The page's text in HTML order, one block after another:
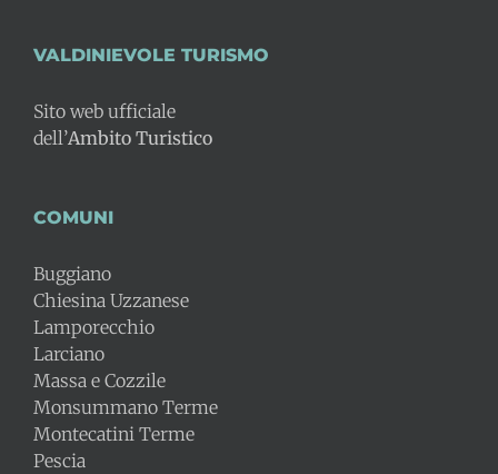
VALDINIEVOLE TURISMO
Sito web ufficiale
dell’Ambito Turistico
COMUNI
Buggiano
Chiesina Uzzanese
Lamporecchio
Larciano
Massa e Cozzile
Monsummano Terme
Montecatini Terme
Pescia